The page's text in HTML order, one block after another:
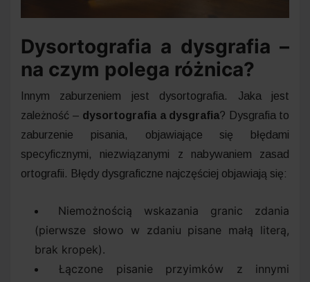
Dysortografia a dysgrafia –
na czym polega różnica?
Innym zaburzeniem jest dysortografia. Jaka jest
zależność – dysortografia a dysgrafia? Dysgrafia to
zaburzenie pisania, objawiające się błędami
specyficznymi, niezwiązanymi z nabywaniem zasad
ortografii. Błędy dysgraficzne najczęściej objawiają się:
Niemożnością wskazania granic zdania
(pierwsze słowo w zdaniu pisane małą literą,
brak kropek).
Łączone pisanie przyimków z innymi